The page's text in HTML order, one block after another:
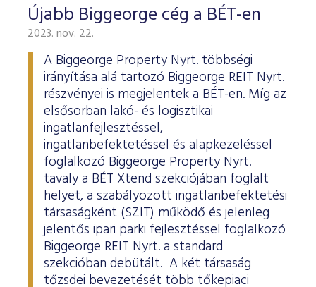
Újabb Biggeorge cég a BÉT-en
2023. nov. 22.
A Biggeorge Property Nyrt. többségi
irányítása alá tartozó Biggeorge REIT Nyrt.
részvényei is megjelentek a BÉT-en. Míg az
elsősorban lakó- és logisztikai
ingatlanfejlesztéssel,
ingatlanbefektetéssel és alapkezeléssel
foglalkozó Biggeorge Property Nyrt.
tavaly a BÉT Xtend szekciójában foglalt
helyet, a szabályozott ingatlanbefektetési
társaságként (SZIT) működő és jelenleg
jelentős ipari parki fejlesztéssel foglalkozó
Biggeorge REIT Nyrt. a standard
szekcióban debütált. A két társaság
tőzsdei bevezetését több tőkepiaci